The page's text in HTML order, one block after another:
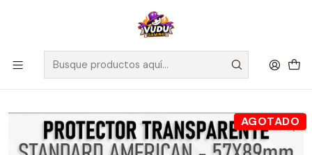
🚀 ¡Despachamos a todo Chile! Envío GRATIS a Regiones sobre
$100.000 y a RM sobre $35.000
Inicio Accesorios Protectores de Cartas
Top Deck - Protector Transparente 57.5x89mm - Standard
American
AGOTADO